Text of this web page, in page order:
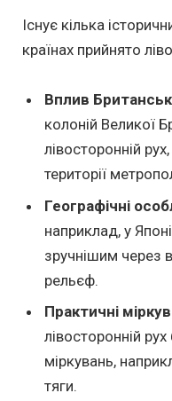
Існує кілька
країнах прийнято
Вплив
колоній Великої
лівосторонній
території
Географічні
наприклад, у
зручнішим через
рельєф.
Практичні
лівосторонній
міркувань,
тяги.